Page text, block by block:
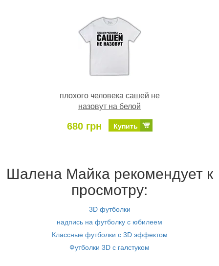
плохого человека сашей не
назовут на белой
680 грн Купить
Шалена Майка рекомендует к
просмотру:
3D футболки
надпись на футболку с юбилеем
Классные футболки с 3D эффектом
Футболки 3D с галстуком